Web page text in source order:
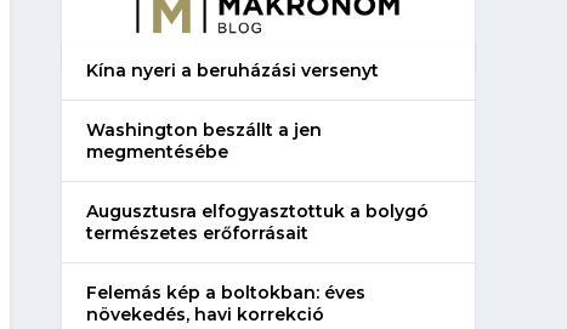
Kína nyeri a beruházási versenyt
Washington beszállt a jen
megmentésébe
Augusztusra elfogyasztottuk a bolygó
természetes erőforrásait
Felemás kép a boltokban: éves
növekedés, havi korrekció